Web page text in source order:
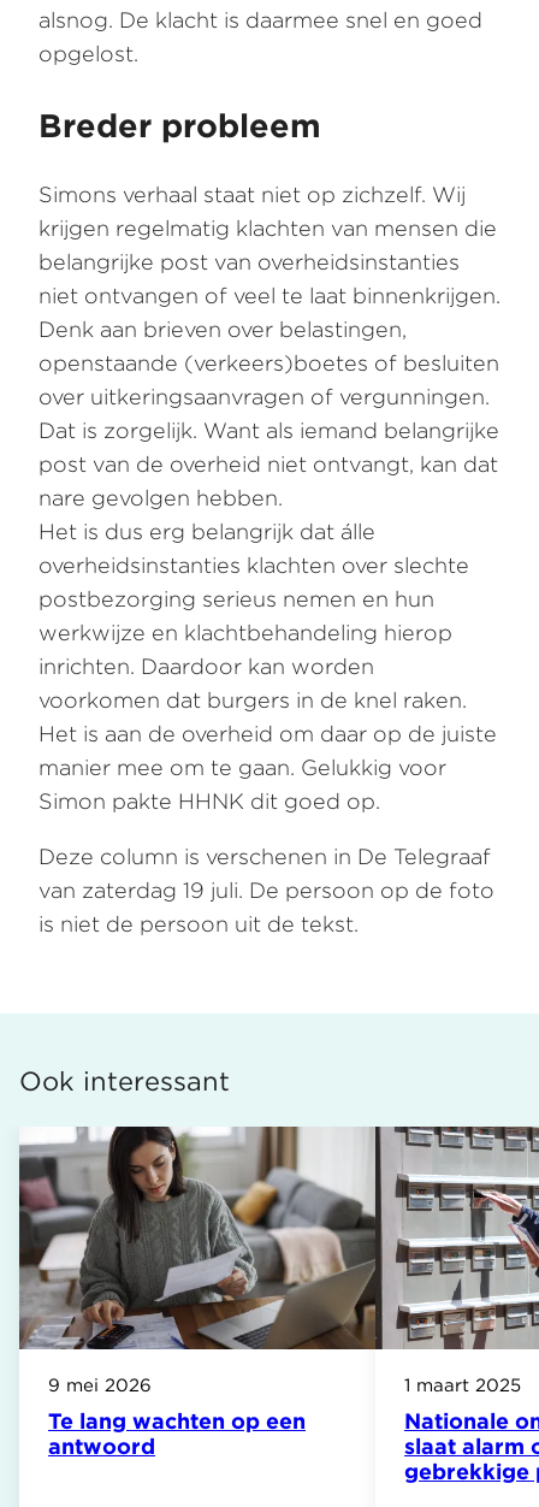
alsnog. De klacht is daarmee snel en goed
opgelost.
Breder probleem
Simons verhaal staat niet op zichzelf. Wij
krijgen regelmatig klachten van mensen die
belangrijke post van overheidsinstanties
niet ontvangen of veel te laat binnenkrijgen.
Denk aan brieven over belastingen,
openstaande (verkeers)boetes of besluiten
over uitkeringsaanvragen of vergunningen.
Dat is zorgelijk. Want als iemand belangrijke
post van de overheid niet ontvangt, kan dat
nare gevolgen hebben.
Het is dus erg belangrijk dat álle
overheidsinstanties klachten over slechte
postbezorging serieus nemen en hun
werkwijze en klachtbehandeling hierop
inrichten. Daardoor kan worden
voorkomen dat burgers in de knel raken.
Het is aan de overheid om daar op de juiste
manier mee om te gaan. Gelukkig voor
Simon pakte HHNK dit goed op.
Deze column is verschenen in De Telegraaf
van zaterdag 19 juli. De persoon op de foto
is niet de persoon uit de tekst.
Ook interessant
Te lang wachten op een
antwoord
9 mei 2026
Nationale
slaat alarm
gebrekkige
1 maart 2025